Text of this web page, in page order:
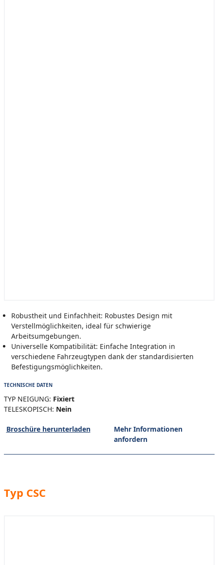
Robustheit und Einfachheit: Robustes Design mit
Verstellmöglichkeiten, ideal für schwierige
Arbeitsumgebungen.
Universelle Kompatibilität: Einfache Integration in
verschiedene Fahrzeugtypen dank der standardisierten
Befestigungsmöglichkeiten.
TECHNISCHE DATEN
TYP NEIGUNG: Fixiert
TELESKOPISCH: Nein
Broschüre herunterladen
Mehr Informationen
anfordern
Typ CSC